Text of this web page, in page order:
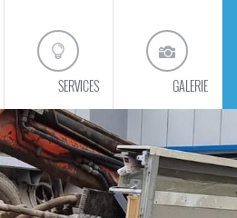
SERVICES GALERIE